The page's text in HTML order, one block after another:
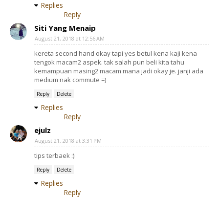
Replies
Reply
Siti Yang Menaip
August 21, 2018 at 12:56 AM
kereta second hand okay tapi yes betul kena kaji kena
tengok macam2 aspek. tak salah pun beli kita tahu
kemampuan masing2 macam mana jadi okay je. janji ada
medium nak commute =)
Reply Delete
Replies
Reply
ejulz
August 21, 2018 at 3:31 PM
tips terbaek :)
Reply Delete
Replies
Reply